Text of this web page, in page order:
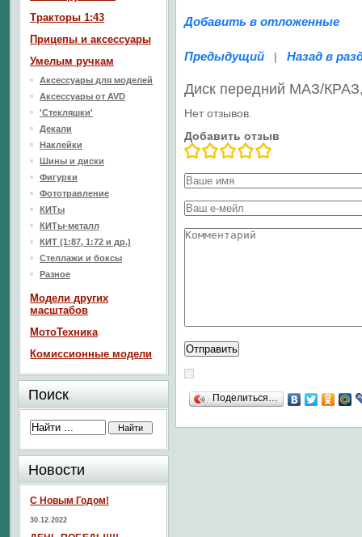
Добавить в отложенные
Предыдущий | Назад в
Диск передний МАЗ/
Нет отзывов.
Добавить отзыв
Поделиться…
Тракторы 1:43
Прицепы и аксессуары
Умелым ручкам
Аксессуары для моделей
Аксессуары от AVD
'Стекляшки'
Декали
Наклейки
Шины и диски
Фигурки
Фототравление
КИТы
КИТы-металл
КИТ (1:87, 1:72 и др.)
Стеллажи и боксы
Разное
Модели других
масштабов
МотоТехника
Комиссионные модели
Поиск
Новости
С Новым Годом!
30.12.2022